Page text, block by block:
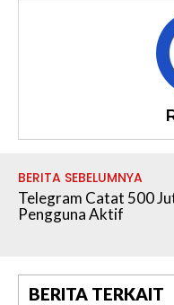
BERITA SEBELUMNYA
Telegram Catat 500
Pengguna Aktif
BERITA TERKAIT